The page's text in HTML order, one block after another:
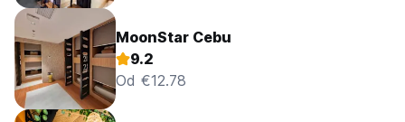
MoonStar Cebu
9.2
Od €12.78